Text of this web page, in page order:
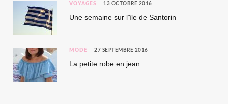
VOYAGES 13 OCTOBRE 2016
Une semaine sur l’île de Santorin
MODE 27 SEPTEMBRE 2016
La petite robe en jean